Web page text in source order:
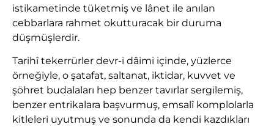
istikametinde tüketmiş ve lânet ile anılan
cebbarlara rahmet okutturacak bir duruma
düşmüşlerdir.
Tarihî tekerrürler devr-i dâimi içinde, yüzlerce
örneğiyle, o şatafat, saltanat, iktidar, kuvvet ve
şöhret budalaları hep benzer tavırlar sergilemiş,
benzer entrikalara başvurmuş, emsalî komplolarla
kitleleri uyutmuş ve sonunda da kendi kazdıkları